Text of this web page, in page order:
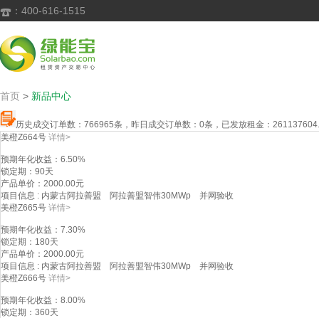
 ：400-616-1515
首页 > 新品中心
历史成交订单数： 766965条，昨日成交订单数： 0条，已发放租金：
美橙Z664号 详情>
预期年化收益 ：6.50%
锁定期 ：90天
产品单价 ：2000.00元
项目信息 : 内蒙古阿拉善盟 阿拉善盟智伟30MWp 并网验收
美橙Z665号 详情>
预期年化收益 ：7.30%
锁定期 ：180天
产品单价 ：2000.00元
项目信息 : 内蒙古阿拉善盟 阿拉善盟智伟30MWp 并网验收
美橙Z666号 详情>
预期年化收益 ：8.00%
锁定期 ：360天